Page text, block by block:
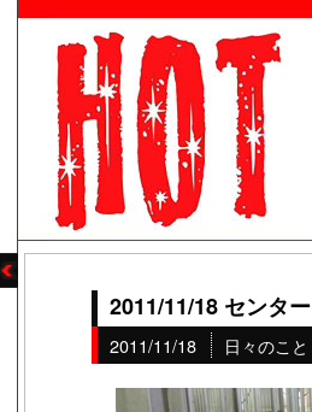
2011/11/18 センター
2011/11/18 日々のこと